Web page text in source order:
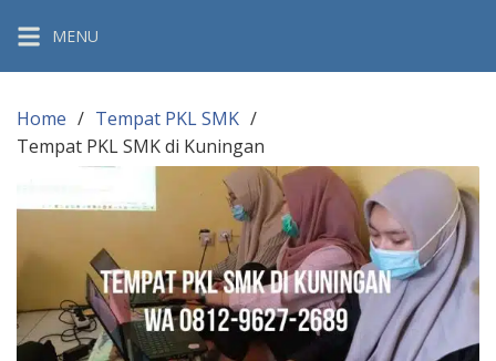
content
MENU
Home
Tempat PKL SMK
Tempat PKL SMK di Kuningan